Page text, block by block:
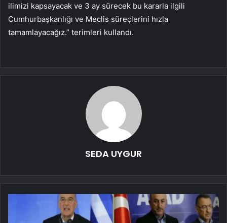
ilimizi kapsayacak ve 3 ay sürecek bu kararla ilgili
Cumhurbaşkanlığı ve Meclis süreçlerini hızla
tamamlayacağız.” terimleri kullandı.
SEDA UYGUR